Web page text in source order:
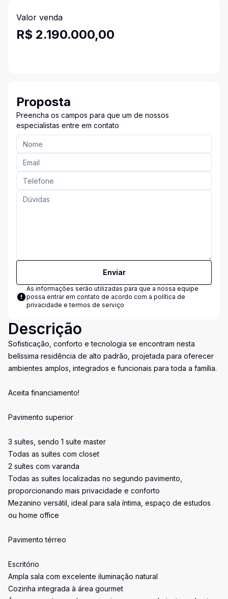
Valor venda
R$ 2.190.000,00
Proposta
Preencha os campos para que um de nossos
especialistas entre em contato
Enviar
As informações serão utilizadas para que a nossa equipe
possa entrar em contato de acordo com a política de
privacidade e termos de serviço
Descrição
Sofisticação, conforto e tecnologia se encontram nesta
belíssima residência de alto padrão, projetada para oferecer
ambientes amplos, integrados e funcionais para toda a família.
Aceita financiamento!
Pavimento superior
3 suítes, sendo 1 suíte master
Todas as suítes com closet
2 suítes com varanda
Todas as suítes localizadas no segundo pavimento,
proporcionando mais privacidade e conforto
Mezanino versátil, ideal para sala íntima, espaço de estudos
ou home office
Pavimento térreo
Escritório
Ampla sala com excelente iluminação natural
Cozinha integrada à área gourmet